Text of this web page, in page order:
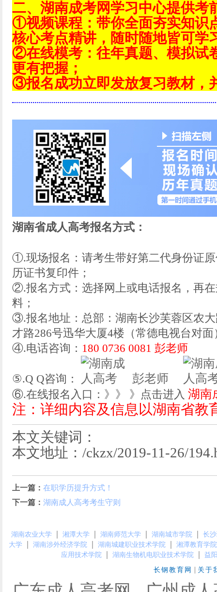
二、湖南成考网学习中心提供考
①视频课程：带你全面夯实知识
核心考点精讲，随时随地皆可学
②在线模考：往年真题、模拟试
更有把握；
③报名成功立即发放复习教材，
湖南省成人高考报名方式：
①.现场报名：请考生带好第二代身份证
历证书复印件；
②.报名方式：选择网上或电话报名，再
料；
③.报名地址：总部：湖南长沙芙蓉区农
才路286号迅华大厦4楼（常德电视台对面
④.电话咨询： 180 0736 0081 彭老师
⑤.Q Q咨询： 彭老师
⑥.在线报名入口：》》 》点击进入 湖南
注：详细内容及信息以湖南省教
本文关键词：
本文地址：/ckzx/2019-11-26/
上一篇： 在职学历提升方式！
下一篇： 湖南成人高考考生守则
湖南农业大学 湘潭大学 湖南师范大学 湖南城市学院
长
大学
湖南涉外经济学院 湖南城建职业技术学院
湘潭教育学院
应用技术学院
湖南生物机电职业技术学院 益
长钢教育网 | 关于